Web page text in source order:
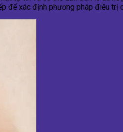
để xác định phương pháp điều trị